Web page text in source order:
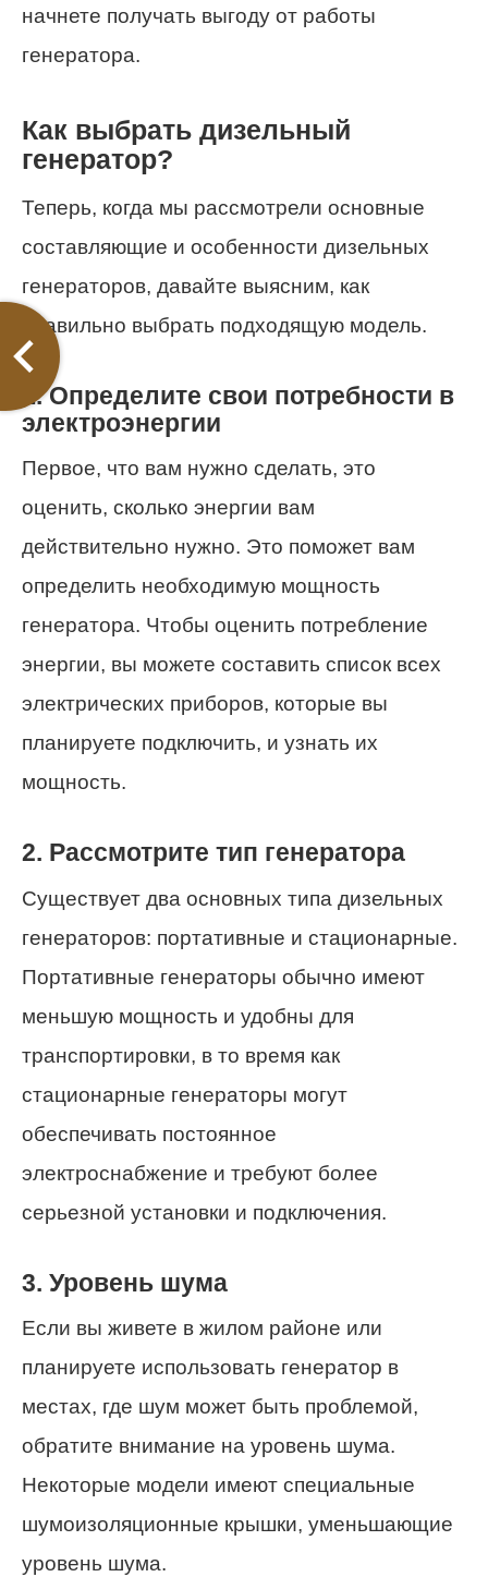
начнете получать выгоду от работы
генератора.
Как выбрать дизельный
генератор?
Теперь, когда мы рассмотрели основные
составляющие и особенности дизельных
генераторов, давайте выясним, как
правильно выбрать подходящую модель.
1. Определите свои потребности в
электроэнергии
Первое, что вам нужно сделать, это
оценить, сколько энергии вам
действительно нужно. Это поможет вам
определить необходимую мощность
генератора. Чтобы оценить потребление
энергии, вы можете составить список всех
электрических приборов, которые вы
планируете подключить, и узнать их
мощность.
2. Рассмотрите тип генератора
Существует два основных типа дизельных
генераторов: портативные и стационарные.
Портативные генераторы обычно имеют
меньшую мощность и удобны для
транспортировки, в то время как
стационарные генераторы могут
обеспечивать постоянное
электроснабжение и требуют более
серьезной установки и подключения.
3. Уровень шума
Если вы живете в жилом районе или
планируете использовать генератор в
местах, где шум может быть проблемой,
обратите внимание на уровень шума.
Некоторые модели имеют специальные
шумоизоляционные крышки, уменьшающие
уровень шума.